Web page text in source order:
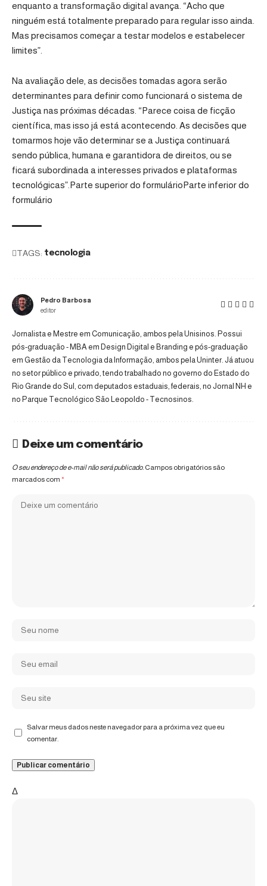
enquanto a transformação digital avança. “Acho que
ninguém está totalmente preparado para regular isso ainda.
Mas precisamos começar a testar modelos e estabelecer
limites”.
Na avaliação dele, as decisões tomadas agora serão
determinantes para definir como funcionará o sistema de
Justiça nas próximas décadas. “Parece coisa de ficção
científica, mas isso já está acontecendo. As decisões que
tomarmos hoje vão determinar se a Justiça continuará
sendo pública, humana e garantidora de direitos, ou se
ficará subordinada a interesses privados e plataformas
tecnológicas”.Parte superior do formulárioParte inferior do
formulário
TAGS: tecnologia
Pedro Barbosa
editor
Jornalista e Mestre em Comunicação, ambos pela Unisinos. Possui
pós-graduação - MBA em Design Digital e Branding e pós-graduação
em Gestão da Tecnologia da Informação, ambos pela Uninter. Já atuou
no setor público e privado, tendo trabalhado no governo do Estado do
Rio Grande do Sul, com deputados estaduais, federais, no Jornal NH e
no Parque Tecnológico São Leopoldo - Tecnosinos.
Deixe um comentário
O seu endereço de e-mail não será publicado. Campos obrigatórios são
marcados com *
Salvar meus dados neste navegador para a próxima vez que eu
comentar.
Δ